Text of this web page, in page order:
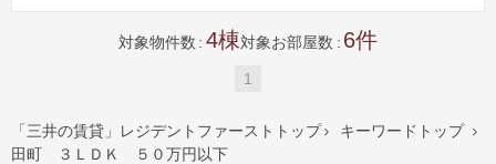
対象物件数 4 対象お部屋数 6
1
「三井の賃貸」レジデントファーストトップ  キーワードトップ 
田町 ３ＬＤＫ ５０万円以下